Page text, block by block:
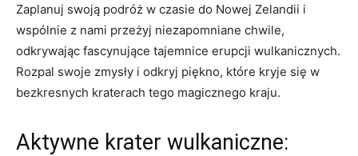
Zaplanuj swoją podróż w czasie do Nowej Zelandii ​i
⁤wspólnie z ⁤nami przeżyj niezapomniane chwile,
odkrywając fascynujące tajemnice erupcji​ wulkanicznych.
⁣Rozpal swoje zmysły i ⁣odkryj piękno, które kryje‌ się w
⁣bezkresnych kraterach tego magicznego kraju.
Aktywne krater wulkaniczne: